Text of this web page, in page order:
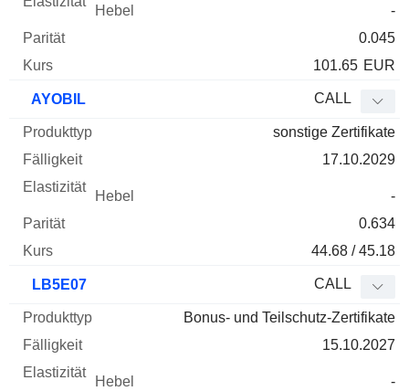
-
0.045
101.65 EUR
AYOBIL CALL
sonstige Zertifikate
17.10.2029
-
0.634
44.68 / 45.18
LB5E07 CALL
Bonus- und Teilschutz-Zertifikate
15.10.2027
-